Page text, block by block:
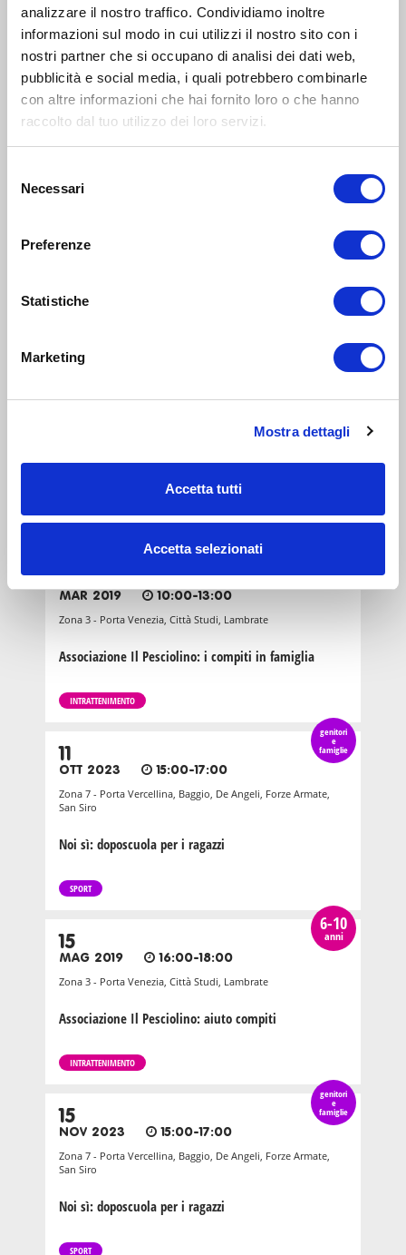
analizzare il nostro traffico. Condividiamo inoltre
informazioni sul modo in cui utilizzi il nostro sito con i
nostri partner che si occupano di analisi dei dati web,
pubblicità e social media, i quali potrebbero combinarle
con altre informazioni che hai fornito loro o che hanno
raccolto dal tuo utilizzo dei loro servizi.
delNecessari
Preferenze
Statistiche
Marketing
Mostra dettagli
Accetta tutti
Accetta selezionati
famiglie
10
NOV 2023 15:00-17:00
Zona 7 - Porta Vercellina, Baggio, De Angeli, Forze Armate,
San Siro
Noi sì: doposcuola per i ragazzi
SPORT
11-15
anni
Zona 4 - Porta Vittoria, Porta Romana, Forlanini, Monlué,
MatemUpper: Corsi di matematica, fisica, latino e
greco
anni
9
Associazione Il Pesciolino: i compiti in famiglia
INTRATTENIMENTO
anni
2
MAR 2019 10:00-13:00
Zona 3 - Porta Venezia, Città Studi, Lambrate
Associazione Il Pesciolino: i compiti in famiglia
INTRATTENIMENTO
genitori
e
famiglie
11
OTT 2023 15:00-17:00
Zona 7 - Porta Vercellina, Baggio, De Angeli, Forze Armate,
San Siro
Noi sì: doposcuola per i ragazzi
SPORT
6-10
anni
15
MAG 2019 16:00-18:00
Zona 3 - Porta Venezia, Città Studi, Lambrate
Associazione Il Pesciolino: aiuto compiti
INTRATTENIMENTO
genitori
e
famiglie
15
NOV 2023 15:00-17:00
Zona 7 - Porta Vercellina, Baggio, De Angeli, Forze Armate,
San Siro
Noi sì: doposcuola per i ragazzi
SPORT